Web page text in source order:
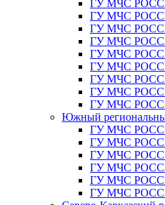
ГУ МЧС
ГУ МЧС
ГУ МЧС
ГУ МЧС
ГУ МЧС
ГУ МЧС
ГУ МЧС
ГУ МЧС
ГУ МЧС
Южный
ГУ МЧС
ГУ МЧС
ГУ МЧС
ГУ МЧС
ГУ МЧС
ГУ МЧС